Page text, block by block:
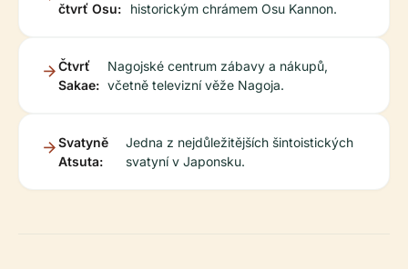
čtvrť Osu:
historickým chrámem Osu Kannon.
Čtvrť
Sakae:
Nagojské centrum zábavy a nákupů,
včetně televizní věže Nagoja.
Svatyně
Atsuta:
Jedna z nejdůležitějších šintoistických
svatyní v Japonsku.